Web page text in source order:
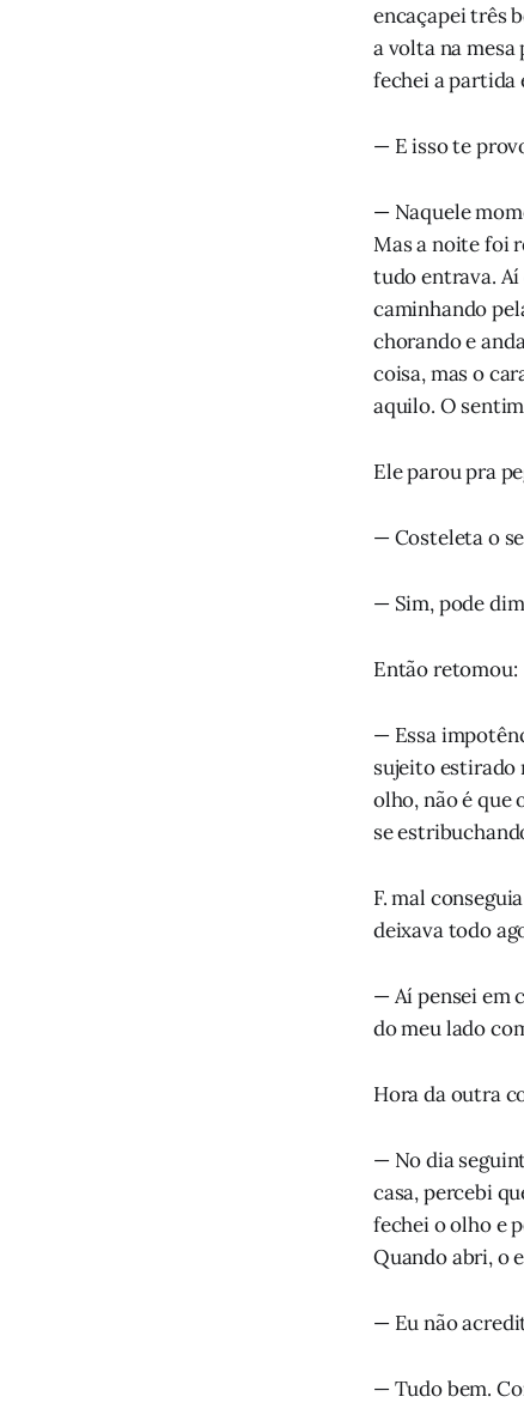
encaçapei três
a volta na mesa
fechei a partida
— E isso te
— Naquele
Mas a noite foi
tudo entrava. Aí
caminhando
chorando e
coisa, mas o
aquilo. O
Ele parou pra
— Costeleta o
— Sim, pode
Então retomou:
— Essa
sujeito estirado
olho, não é que
se
F. mal
deixava todo
— Aí pensei em
do meu lado
Hora da outra
— No dia
casa, percebi
fechei o olho e
Quando abri, o
— Eu não
— Tudo bem.